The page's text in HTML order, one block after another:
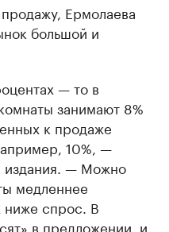
Ермолаева
большой и
— то в
занимают 8%
к продаже
10%, —
издания. — Можно
медленнее
ниже спрос. В
в предложении, и